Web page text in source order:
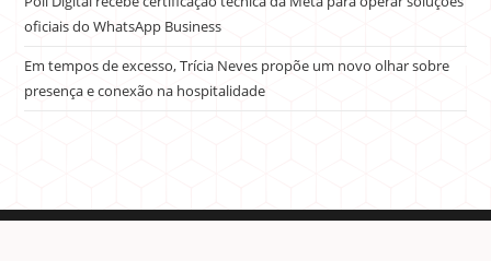
oficiais do WhatsApp Business
Em tempos de excesso, Trícia Neves propõe um novo olhar sobre
presença e conexão na hospitalidade